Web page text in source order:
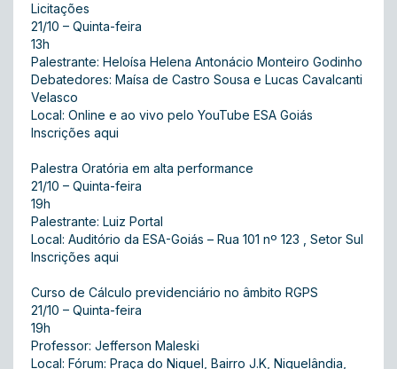
Licitações
21/10 – Quinta-feira
13h
Palestrante: Heloísa Helena Antonácio Monteiro Godinho
Debatedores: Maísa de Castro Sousa e Lucas Cavalcanti
Velasco
Local: Online e ao vivo pelo YouTube ESA Goiás
Inscrições aqui
Palestra Oratória em alta performance
21/10 – Quinta-feira
19h
Palestrante: Luiz Portal
Local: Auditório da ESA-Goiás – Rua 101 nº 123 , Setor Sul
Inscrições aqui
Curso de Cálculo previdenciário no âmbito RGPS
21/10 – Quinta-feira
19h
Professor: Jefferson Maleski
Local: Fórum: Praça do Niquel, Bairro J.K, Niquelândia,